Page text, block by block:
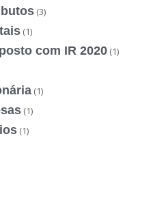
(3)
(1)
com IR 2020 (1)
(1)
(1)
(1)